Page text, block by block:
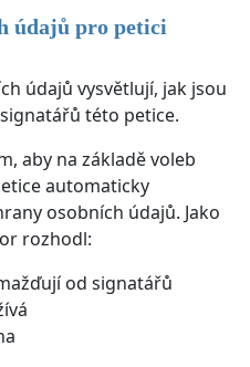
údajů pro petici
údajů vysvětlují, jak jsou
této petice.
aby na základě voleb
automaticky
osobních údajů. Jako
rozhodl:
od signatářů